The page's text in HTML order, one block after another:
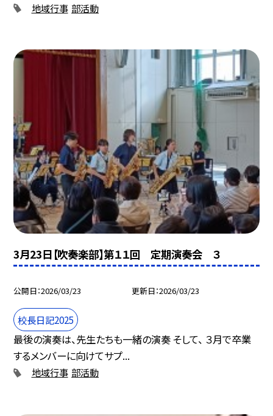
地域行事 部活動
3月23日【吹奏楽部】第１１回 定期演奏会 ３
公開日 2026/03/23 更新日 2026/03/23
校長日記2025
最後の演奏は、先生たちも一緒の演奏 そして、 ３月で卒業
するメンバーに向けてサプ...
地域行事 部活動